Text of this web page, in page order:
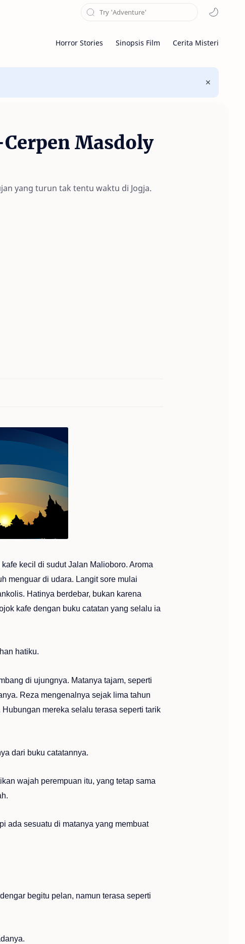
Horror Stories Sinopsis Film Cerita Misteri
Masdoly
yang turun tak tentu waktu di Jogja.
kecil di sudut Jalan Malioboro. Aroma
menguar di udara. Langit sore mulai
Hatinya berdebar, bukan karena
kafe dengan buku catatan yang selalu ia
hatiku.
di ujungnya. Matanya tajam, seperti
Reza mengenalnya sejak lima tahun
mereka selalu terasa seperti tarik
dari buku catatannya.
wajah perempuan itu, yang tetap sama
ada sesuatu di matanya yang membuat
begitu pelan, namun terasa seperti